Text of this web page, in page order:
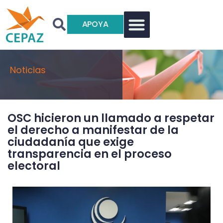
APOYA
Noticias
OSC hicieron un llamado a respetar
el derecho a manifestar de la
ciudadanía que exige
transparencia en el proceso
electoral